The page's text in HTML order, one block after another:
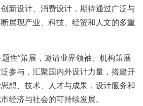
新设计、消费设计，期待通过广泛与
展现产业、科技、经贸和人文的多重
题性”策展，邀请业界领袖、机构策展
参与，汇聚国内外设计力量，搭建开
想、技术、人才与成果，设计服务和
经济与社会的可持续发展。